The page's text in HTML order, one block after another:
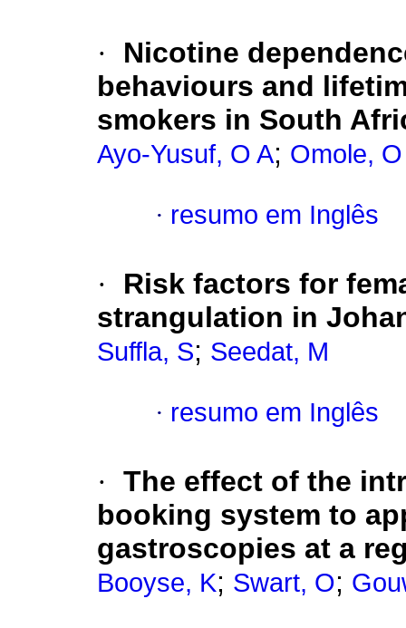
·
Nicotine
behaviours and
smokers in South
Ayo-Yusuf, O A; Omole,
· resumo em Inglês
·
Risk factors for
strangulation in
Suffla, S; Seedat, M
· resumo em Inglês
· The effect of the
booking system to
gastroscopies at a
Booyse, K; Swart, O;